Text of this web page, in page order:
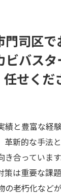
門司区
ビバス
任せくだ
績と豊富な経
革新的な手法
き合っていま
策は重要な課
の老朽化など